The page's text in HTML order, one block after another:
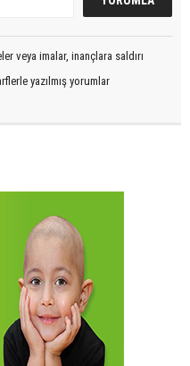
veya imalar, inançlara saldırı
yazılmış yorumlar